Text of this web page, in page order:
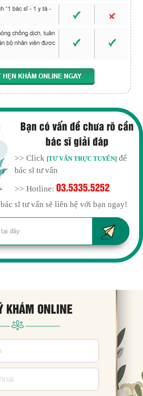
Bạn có vấn đề chưa rõ cần
bác sĩ giải đáp
>> Click [TƯ VẤN TRỰC TUYẾN] để
bác sĩ tư vấn
>> Hotline:03.5335.5252
sĩ tư vấn sẽ liên hệ với bạn ngay!
KHÁM ONLINE